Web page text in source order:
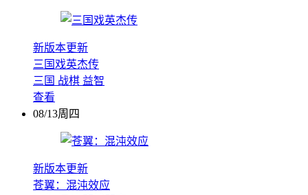
新版本更新
三国戏英杰传
三国 战棋 益智
查看
08/13周四
新版本更新
苍翼：混沌效应